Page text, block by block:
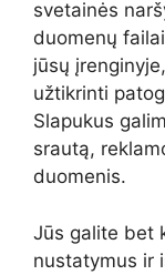
svetainės
duomenų
jūsų
užtikrinti
Slapukus
srautą,
duomenis.
Jūs galite bet
nustatymus ir